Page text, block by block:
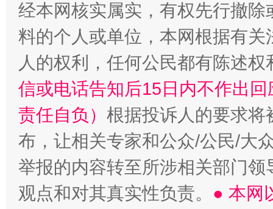
“蜀中异人”王建安的艺术幻境
经本网核实属实，有权先行撤
料的个人或单位，本网根据有
人的权利，任何公民都有陈述
信或电话告知后15日内不作出
责任自负） 根据投诉人的要求将
布，让相关专家和公众/公民/大
举报的内容转至所涉相关部门
观点和对其真实性负责。 ● 本网